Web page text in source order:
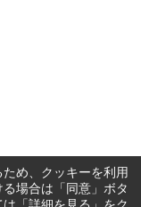
め、クッキーを利用
場合は「同意」ボタ